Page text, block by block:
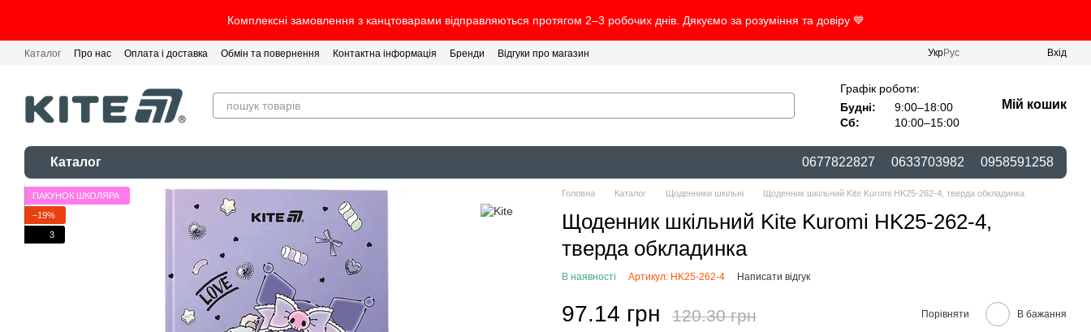
Комплексні замовлення з канцтоварами відправляються протягом 2–3 робочих днів. Дякуємо за розуміння та довіру 💙
Каталог Про нас Оплата і доставка Обмін та повернення Контактна інформація Бренди Відгуки про магазин УкрРус Вхід
Графік роботи:
Будні:
9:00–18:00
Сб:
10:00–15:00
Мій кошик
Каталог 0677822827 0633703982 0958591258
ПАКУНОК ШКОЛЯРА
−19%
3
Головна Каталог Щоденники шкільні Щоденник шкільний Kite Kuromi HK25-262-4, тверда обкладинка
Щоденник шкільний Kite Kuromi HK25-262-4,
тверда обкладинка
В наявності Артикул: HK25-262-4 Написати відгук
97.14 грн 120.30 грн Порівняти В бажання